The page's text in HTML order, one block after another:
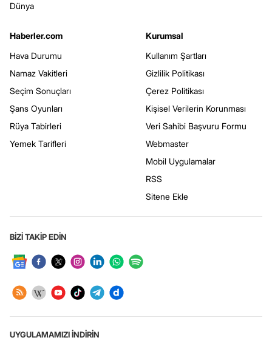
Dünya
Haberler.com
Hava Durumu
Namaz Vakitleri
Seçim Sonuçları
Şans Oyunları
Rüya Tabirleri
Yemek Tarifleri
Kurumsal
Kullanım Şartları
Gizlilik Politikası
Çerez Politikası
Kişisel Verilerin Korunması
Veri Sahibi Başvuru Formu
Webmaster
Mobil Uygulamalar
RSS
Sitene Ekle
BİZİ TAKİP EDİN
UYGULAMAMIZI İNDİRİN